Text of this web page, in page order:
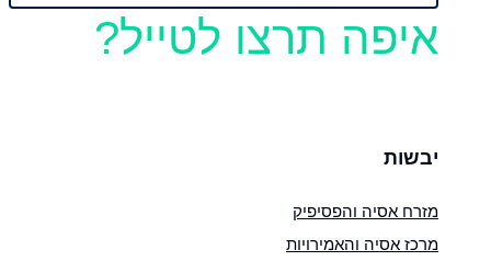
איפה תרצו לטייל?
יבשות
מזרח אסיה והפסיפיק
מרכז אסיה והאמירויות